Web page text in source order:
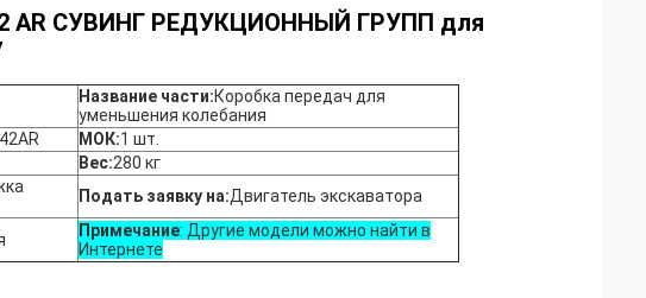
AR СУВИНГ РЕДУКЦИОННЫЙ ГРУПП для
Название части:Коробка передач для
уменьшения колебания
МОК:1 шт.
Вес:280 кг
Подать заявку на:Двигатель экскаватора
Примечание: Другие модели можно найти в
Интернете